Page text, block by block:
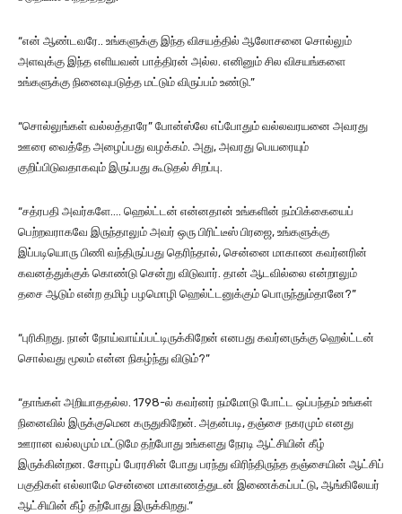
“என் ஆண்டவரே.. உங்களுக்கு இந்த விசயத்தில் ஆலோசனை சொல்லும்
அளவுக்கு இந்த எளியவன் பாத்திரன் அல்ல. எனினும் சில விசயங்களை
உங்களுக்கு நினைவுபடுத்த மட்டும் விருப்பம் உண்டு.”
“சொல்லுங்கள் வல்லத்தாரே” போன்ஸ்லே எப்போதும் வல்லவரயனை அவரது
ஊரை வைத்தே அழைப்பது வழக்கம். அது, அவரது பெயரையும்
குறிப்பிடுவதாகவும் இருப்பது கூடுதல் சிறப்பு.
“சத்ரபதி அவர்களே…. ஹெல்ட்டன் என்னதான் உங்களின் நம்பிக்கையைப்
பெற்றவராகவே இருந்தாலும் அவர் ஒரு பிரிட்டீஸ் பிரஜை, உங்களுக்கு
இப்படியொரு பிணி வந்திருப்பது தெரிந்தால், சென்னை மாகாண கவர்னரின்
கவனத்துக்குக் கொண்டு சென்று விடுவார். தான் ஆடவில்லை என்றாலும்
தசை ஆடும் என்ற தமிழ் பழமொழி ஹெல்ட்டனுக்கும் பொருந்தும்தானே?”
“புரிகிறது. நான் நோய்வாய்ப்பட்டிருக்கிறேன் எனபது கவர்னருக்கு ஹெல்ட்டன்
சொல்வது மூலம் என்ன நிகழ்ந்து விடும்?”
“தாங்கள் அறியாததல்ல. 1798-ல் கவர்னர் நம்மோடு போட்ட ஒப்பந்தம் உங்கள்
நினைவில் இருக்குமென கருதுகிறேன். அதன்படி, தஞ்சை நகரமும் எனது
ஊரான வல்லமும் மட்டுமே தற்போது உங்களது நேரடி ஆட்சியின் கீழ்
இருக்கின்றன. சோழப் பேரரசின் போது பரந்து விரிந்திருந்த தஞ்சையின் ஆட்சிப்
பகுதிகள் எல்லாமே சென்னை மாகாணத்துடன் இணைக்கப்பட்டு, ஆங்கிலேயர்
ஆட்சியின் கீழ் தற்போது இருக்கிறது.”